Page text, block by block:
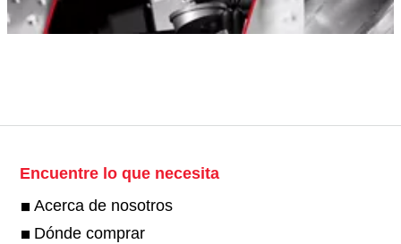
Encuentre lo que necesita
Acerca de nosotros
Dónde comprar